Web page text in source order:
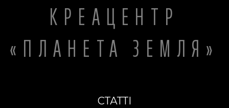
КРЕАЦЕНТР
«ПЛАНЕТА ЗЕМЛЯ»
СТАТТІ